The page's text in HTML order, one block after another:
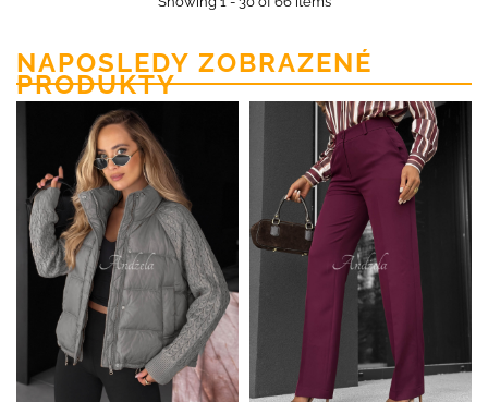
NAPOSLEDY ZOBRAZENÉ
PRODUKTY